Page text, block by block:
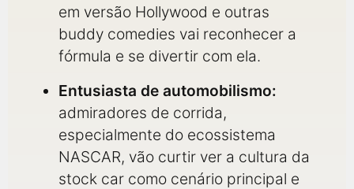
em versão Hollywood e outras
buddy comedies vai reconhecer a
fórmula e se divertir com ela.
Entusiasta de automobilismo:
admiradores de corrida,
especialmente do ecossistema
NASCAR, vão curtir ver a cultura da
stock car como cenário principal e